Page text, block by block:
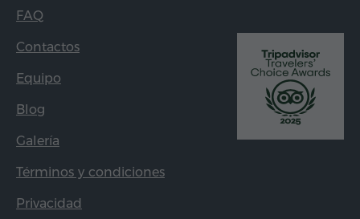
FAQ
Contactos
Equipo
Blog
Galería
Términos y condiciones
Privacidad